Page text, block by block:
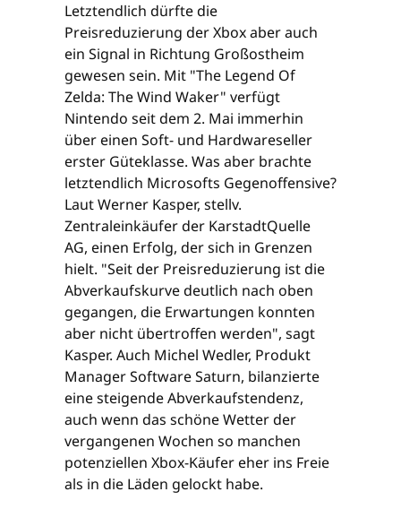
Letztendlich dürfte die
Preisreduzierung der Xbox aber auch
ein Signal in Richtung Großostheim
gewesen sein. Mit "The Legend Of
Zelda: The Wind Waker" verfügt
Nintendo seit dem 2. Mai immerhin
über einen Soft- und Hardwareseller
erster Güteklasse. Was aber brachte
letztendlich Microsofts Gegenoffensive?
Laut Werner Kasper, stellv.
Zentraleinkäufer der KarstadtQuelle
AG, einen Erfolg, der sich in Grenzen
hielt. "Seit der Preisreduzierung ist die
Abverkaufskurve deutlich nach oben
gegangen, die Erwartungen konnten
aber nicht übertroffen werden", sagt
Kasper. Auch Michel Wedler, Produkt
Manager Software Saturn, bilanzierte
eine steigende Abverkaufstendenz,
auch wenn das schöne Wetter der
vergangenen Wochen so manchen
potenziellen Xbox-Käufer eher ins Freie
als in die Läden gelockt habe.